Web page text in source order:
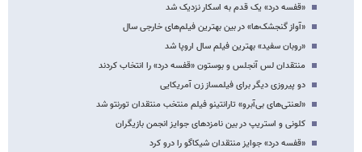
«قفسه درد» یک قدم به اسکار نزدیک شد
«آواز گنجشک‌ها» در بین بهترین فیلم‌های خارجی سال
«روبان سفید» بهترین فیلم سال اروپا شد
منتقدان لس آنجلس و بوستون «قفسه درد» را انتخاب کردند
دو پیروزی دیگر برای فیلمساز زن آمریکایی
«لعنتی‌های بی‌آبرو» تارانتینو فیلم منتخب منتقدان تورنتو شد
کلونی و استریپ در بین نامزدهای جوایز انجمن بازیگران
«قفسه درد» جوایز منتقدان شیکاگو را درو کرد